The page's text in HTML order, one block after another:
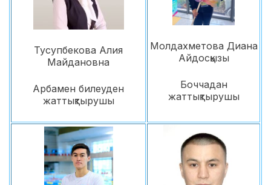
Тусупбекова Алия
Майдановна
Арбамен билеуден
жаттықтырушы
Молдахметова Диана
Айдосқызы
Боччадан
жаттықтырушы